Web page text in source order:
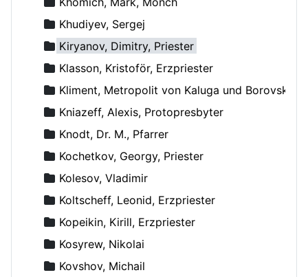
Khudiyev, Sergej
Kiryanov, Dimitry, Priester
Klasson, Kristoför, Erzpriester
Kliment, Metropolit von Kaluga und Borovsk
Kniazeff, Alexis, Protopresbyter
Knodt, Dr. M., Pfarrer
Kochetkov, Georgy, Priester
Kolesov, Vladimir
Koltscheff, Leonid, Erzpriester
Kopeikin, Kirill, Erzpriester
Kosyrew, Nikolai
Kovshov, Michail